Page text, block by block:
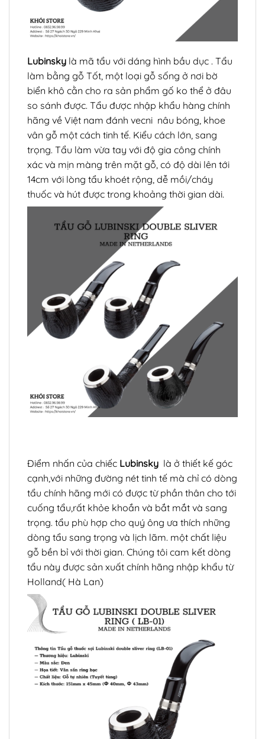
Lubinsky là mã tẩu với dáng hình bầu dục . Tẩu
làm bằng gỗ Tốt, một loại gỗ sống ở nơi bờ
biển khô cằn cho ra sản phẩm gố ko thể ở đâu
so sánh được. Tẩu được nhập khẩu hàng chính
hãng về Việt nam đánh vecni nâu bóng, khoe
vân gỗ một cách tinh tế. Kiểu cách lớn, sang
trọng. Tẩu làm vừa tay với độ gia công chính
xác và mịn màng trên mặt gỗ, có độ dài lên tới
14cm với lòng tẩu khoét rộng, dễ mồi/cháy
thuốc và hút được trong khoảng thời gian dài.
Điểm nhấn của chiếc Lubinsky là ở thiết kế góc
cạnh,với những đường nét tinh tế mà chỉ có dòng
tẩu chính hãng mới có được từ phần thân cho tới
cuống tẩu,rất khỏe khoắn và bắt mắt và sang
trọng. tẩu phù hợp cho quý ông ưa thích những
dòng tẩu sang trọng và lịch lãm. một chất liệu
gỗ bền bỉ với thời gian. Chúng tôi cam kết dòng
tẩu này được sản xuất chính hãng nhập khẩu từ
Holland( Hà Lan)